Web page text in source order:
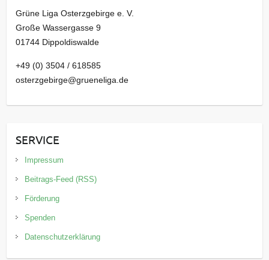
Grüne Liga Osterzgebirge e. V.
Große Wassergasse 9
01744 Dippoldiswalde
+49 (0) 3504 / 618585
osterzgebirge@grueneliga.de
SERVICE
Impressum
Beitrags-Feed (RSS)
Förderung
Spenden
Datenschutzerklärung